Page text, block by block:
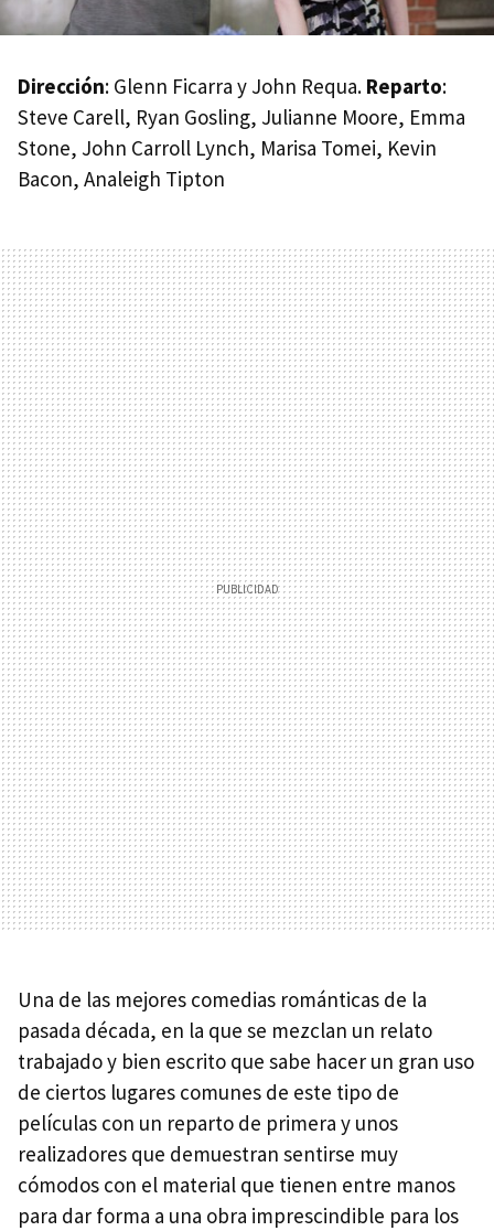
Dirección: Glenn Ficarra y John Requa. Reparto:
Steve Carell, Ryan Gosling, Julianne Moore, Emma
Stone, John Carroll Lynch, Marisa Tomei, Kevin
Bacon, Analeigh Tipton
Una de las mejores comedias románticas de la
pasada década, en la que se mezclan un relato
trabajado y bien escrito que sabe hacer un gran uso
de ciertos lugares comunes de este tipo de
películas con un reparto de primera y unos
realizadores que demuestran sentirse muy
cómodos con el material que tienen entre manos
para dar forma a una obra imprescindible para los